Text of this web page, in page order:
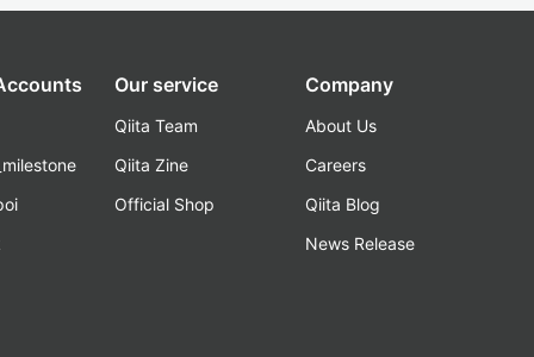
Our service
Qiita Team
Qiita Zine
Official Shop
Company
About Us
Careers
Qiita Blog
News Release